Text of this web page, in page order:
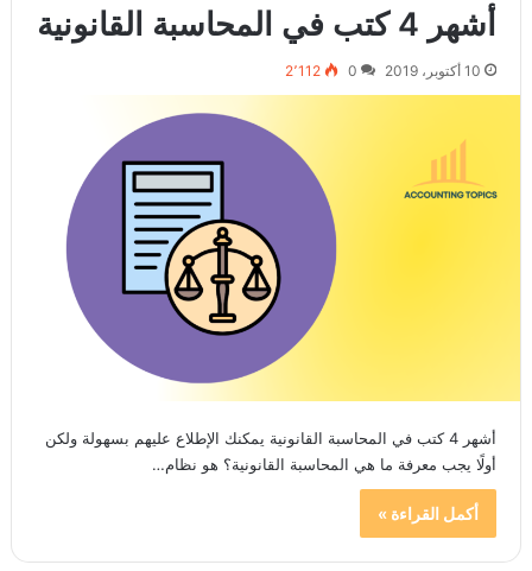
أشهر 4 كتب في المحاسبة القانونية
10 أكتوبر، 2019 0 2٬112
أشهر 4 كتب في المحاسبة القانونية يمكنك الإطلاع عليهم بسهولة ولكن
أولًا يجب معرفة ما هي المحاسبة القانونية؟ هو نظام…
أكمل القراءة »